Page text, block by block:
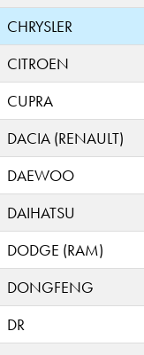
CHRYSLER
CITROEN
CUPRA
DACIA (RENAULT)
DAEWOO
DAIHATSU
DODGE (RAM)
DONGFENG
DR